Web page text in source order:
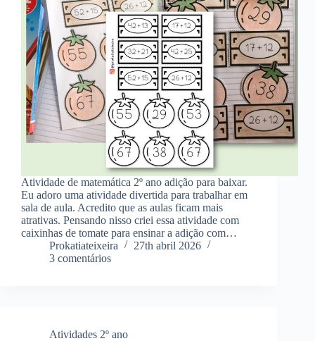
Atividade de matemática 2º ano adição para baixar.
Eu adoro uma atividade divertida para trabalhar em
sala de aula. Acredito que as aulas ficam mais
atrativas. Pensando nisso criei essa atividade com
caixinhas de tomate para ensinar a adição com…
Prokatiateixeira
27th abril 2026
3 comentários
Atividades 2º ano